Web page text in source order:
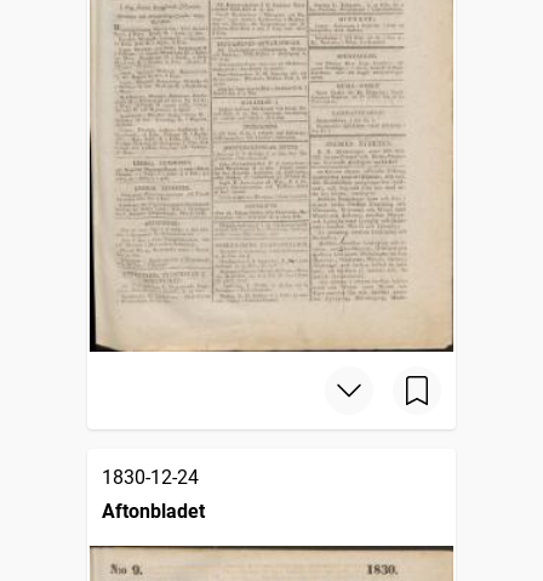
1830-12-24
Aftonbladet